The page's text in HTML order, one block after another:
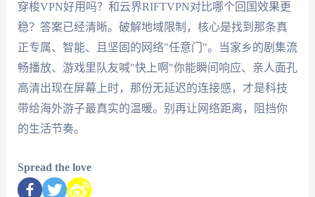
穿梭VPN好用吗？和云界RIFTVPN对比哪个回国效果更
稳？答案已经清晰。破解地域限制，核心是找到那条真
正专属、智能、且坚固的网络"任意门"。当家乡的剧集流
畅播放、游戏里队友喊"快上啊"你能瞬间响应、亲人面孔
高清出现在屏幕上时，那份无延迟的连接感，才是科技
带给海外游子最真实的温暖。别再让网络距离，阻挡你
的生活节奏。
Spread the love